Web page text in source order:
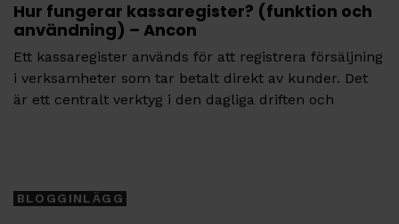
Hur fungerar kassaregister? (funktion och
användning) – Ancon
Ett kassaregister används för att registrera försäljning
i verksamheter som tar betalt direkt av kunder. Det
är ett centralt verktyg i den dagliga driften och
BLOGGINLÄGG